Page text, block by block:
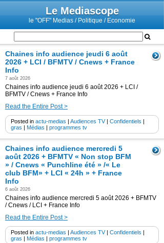
Le Mediascope
le "OFF" Medias / Politique / Economie
Chaines info audience jeudi 6 août
2026 + LCI / BFMTV / Cnews + France
Info
7 août 2026
Chaines info audience jeudi 6 août 2026 + LCI /
BFMTV / Cnews + France Info
Read the Entire Post >
Posted in actu-medias | Audiences TV| Confidentiels |
gras | Médias | programmes tv
Chaines info audience mercredi 5
août 2026 + BFMTV « Non stop BFM
» / Cnews « Punchline été » /« Le
club BFM» + LCI « 24h » + France
Info
6 août 2026
Chaines info audience mercredi 5 août 2026 + BFMTV
/ Cnews / LCI + France Info
Read the Entire Post >
Posted in actu-medias | Audiences TV| Confidentiels |
gras | Médias | programmes tv